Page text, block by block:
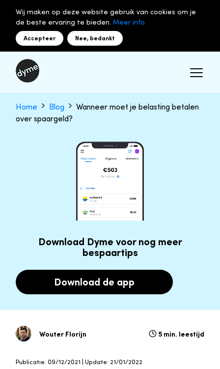
Wij maken op deze website gebruik van cookies om je
de beste ervaring te bieden. Meer info.
Accepteer Nee, bedankt
Home Blog
Wanneer moet je belasting betalen
over spaargeld?
Download Dyme voor nog meer
bespaartips
Download de app
Wouter Florijn 5 min. leestijd
Publicatie: 09/12/2021 | Update: 21/01/2022